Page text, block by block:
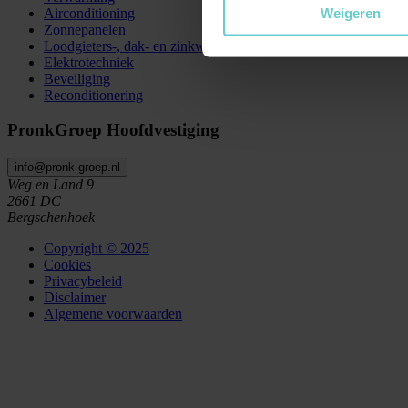
Weigeren
Airconditioning
Zonnepanelen
Loodgieters-, dak- en zinkwerk
Elektrotechniek
Beveiliging
Reconditionering
PronkGroep Hoofdvestiging
info@pronk-groep.nl
Weg en Land 9
2661 DC
Bergschenhoek
Copyright © 2025
Cookies
Privacybeleid
Disclaimer
Algemene voorwaarden